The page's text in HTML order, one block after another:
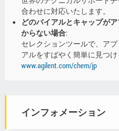
合わせに対応いたします。
どのバイアルとキャップが
からない場合:
セレクションツールで、ア
アルをすばやく簡単に見つけ
www.agilent.com/chem/jp
インフォメーション